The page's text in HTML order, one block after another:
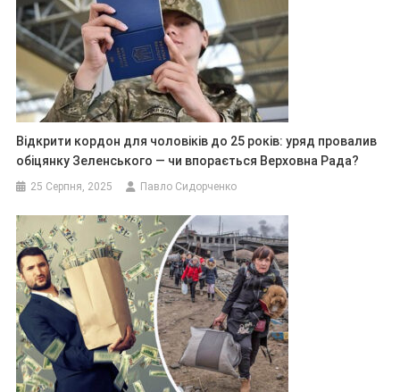
Відкрити кордон для чоловіків до 25 років: уряд провалив
обіцянку Зеленського — чи впорається Верховна Рада?
25 Серпня, 2025 Павло Сидорченко